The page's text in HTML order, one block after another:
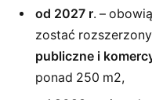
od 2027 r. –
zostać
publiczne i
ponad 250 m2,